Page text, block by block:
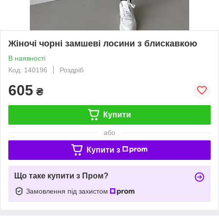
Жіночі чорні замшеві лосини з блискавкою
В наявності
Код: 140196
Роздріб
605 ₴
Купити
або
Купити з
Що таке купити з Пром?
Замовлення під захистом